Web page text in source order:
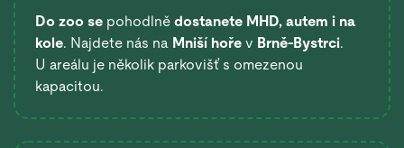
Do zoo se pohodlně dostanete MHD, autem i na
kole. Najdete nás na Mniší hoře v Brně-Bystrci.
U areálu je několik parkovišť s omezenou
kapacitou.